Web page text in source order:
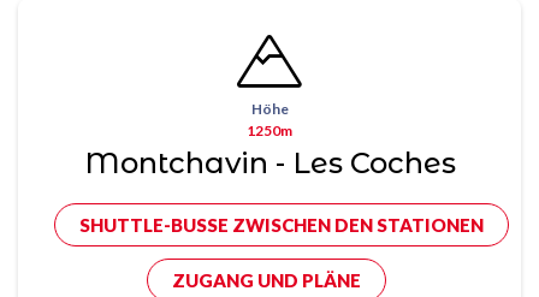
Höhe
1250m
Montchavin - Les Coches
SHUTTLE-BUSSE ZWISCHEN DEN STATIONEN
ZUGANG UND PLÄNE